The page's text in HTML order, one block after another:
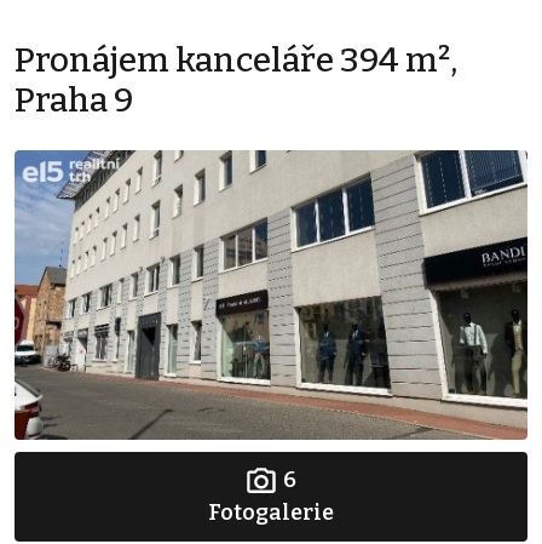
Pronájem kanceláře 394 m²,
Praha 9
6
Fotogalerie